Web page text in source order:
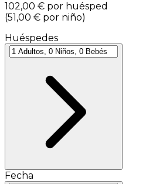
102,00 € por huésped
(51,00 € por niño)
Huéspedes
Fecha